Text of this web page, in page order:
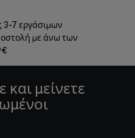
3-7 εργάσιμων
με άνω των
και μείνετε